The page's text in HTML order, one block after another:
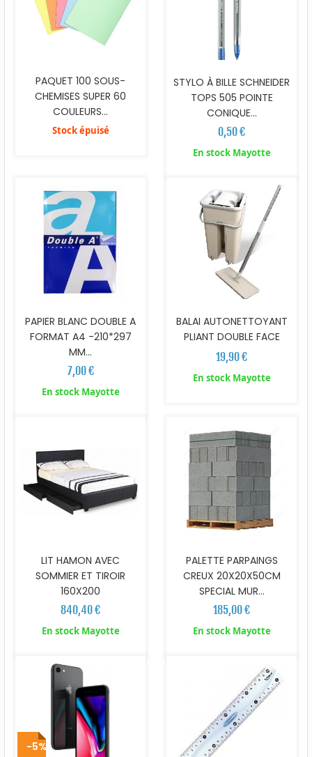
PAQUET 100 SOUS-
CHEMISES SUPER 60
COULEURS...
Stock épuisé
STYLO À BILLE SCHNEIDER
TOPS 505 POINTE
CONIQUE...
0,50 €
En stock Mayotte
PAPIER BLANC DOUBLE A
FORMAT A4 -210*297
MM...
7,00 €
En stock Mayotte
BALAI AUTONETTOYANT
PLIANT DOUBLE FACE
19,90 €
En stock Mayotte
LIT HAMON AVEC
SOMMIER ET TIROIR
160X200
840,40 €
En stock Mayotte
PALETTE PARPAINGS
CREUX 20X20X50CM
SPECIAL MUR...
185,00 €
En stock Mayotte
-5%